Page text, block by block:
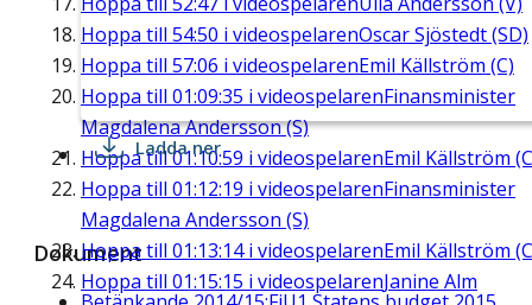
Hoppa till 54:50 i videospelarenOscar Sjöstedt (SD)
Hoppa till 57:06 i videospelarenEmil Källström (C)
Hoppa till 01:09:35 i videospelarenFinansminister
Magdalena Andersson (S)
Hoppa till01:10:59 i videospelarenEmil Källström
Hoppa till 01:12:19 i videospelarenFinansminister
Magdalena Andersson (S)
Hoppa till 01:13:14i videospelarenEmil Källström
Hoppa till 01:15:15 i videospelarenJanine Alm
Ladda ner
Dokument